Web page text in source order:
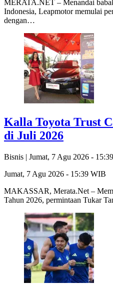
MERATA.NET – Menandai
Indonesia, Leapmotor memulai
dengan…
Kalla Toyota Trust
di Juli 2026
Bisnis | Jumat, 7 Agu 2026 -
Jumat, 7 Agu 2026 - 15:39 WIB
MAKASSAR, Merata.Net –
Tahun 2026, permintaan Tukar